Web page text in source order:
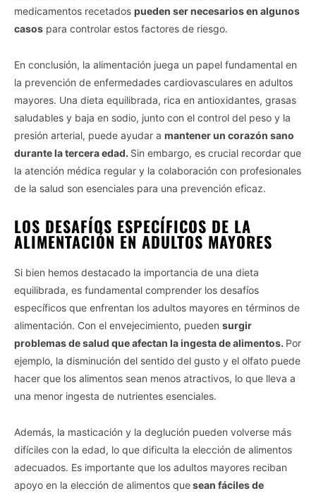
medicamentos recetados pueden ser necesarios en algunos
casos para controlar estos factores de riesgo.
En conclusión, la alimentación juega un papel fundamental en
la prevención de enfermedades cardiovasculares en adultos
mayores. Una dieta equilibrada, rica en antioxidantes, grasas
saludables y baja en sodio, junto con el control del peso y la
presión arterial, puede ayudar a mantener un corazón sano
durante la tercera edad. Sin embargo, es crucial recordar que
la atención médica regular y la colaboración con profesionales
de la salud son esenciales para una prevención eficaz.
LOS DESAFÍOS ESPECÍFICOS DE LA
ALIMENTACIÓN EN ADULTOS MAYORES
Si bien hemos destacado la importancia de una dieta
equilibrada, es fundamental comprender los desafíos
específicos que enfrentan los adultos mayores en términos de
alimentación. Con el envejecimiento, pueden surgir
problemas de salud que afectan la ingesta de alimentos. Por
ejemplo, la disminución del sentido del gusto y el olfato puede
hacer que los alimentos sean menos atractivos, lo que lleva a
una menor ingesta de nutrientes esenciales.
Además, la masticación y la deglución pueden volverse más
difíciles con la edad, lo que dificulta la elección de alimentos
adecuados. Es importante que los adultos mayores reciban
apoyo en la elección de alimentos quesean fáciles de